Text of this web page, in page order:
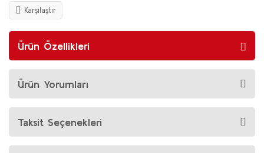
Karşılaştır
Ürün Özellikleri
Ürün Yorumları
Taksit Seçenekleri